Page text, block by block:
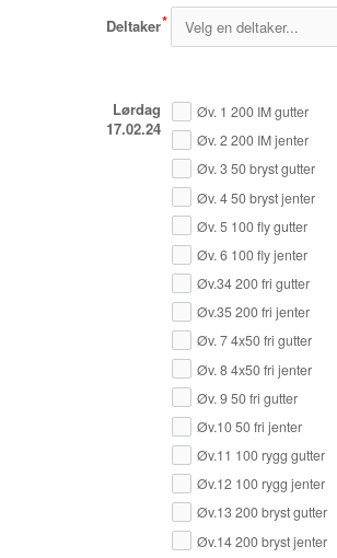
Deltaker
Lørdag
17.02.24
Øv. 1 200 IM gutter
Øv. 2 200 IM jenter
Øv. 3 50 bryst gutter
Øv. 4 50 bryst jenter
Øv. 5 100 fly gutter
Øv. 6 100 fly jenter
Øv.34 200 fri gutter
Øv.35 200 fri jenter
Øv. 7 4x50 fri gutter
Øv. 8 4x50 fri jenter
Øv. 9 50 fri gutter
Øv.10 50 fri jenter
Øv.11 100 rygg gutter
Øv.12 100 rygg jenter
Øv.13 200 bryst gutter
Øv.14 200 bryst jenter